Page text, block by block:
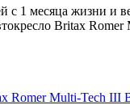
с 1 месяца жизни и
Britax Romer